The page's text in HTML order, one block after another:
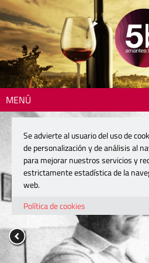
MENÚ
Se advierte al usuario del uso de
de personalización y de análisis al
para mejorar nuestros servicios y
estrictamente estadística de la
web.
Política de cookies